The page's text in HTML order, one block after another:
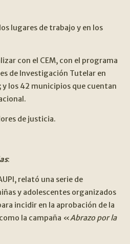
lugares de trabajo y en los
con el CEM, con el programa
de Investigación Tutelar en
y los 42 municipios que cuentan
de justicia.
:
relató una serie de
y adolescentes organizados
incidir en la aprobación de la
la campaña «Abrazo por la